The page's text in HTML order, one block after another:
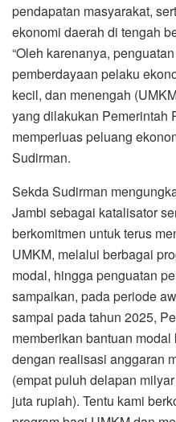
pendapatan masyarakat,
ekonomi daerah di tengah
“Oleh karenanya,
pemberdayaan pelaku
kecil, dan menengah
yang dilakukan Pemerintah
memperluas peluang
Sudirman.
Sekda Sudirman
Jambi sebagai katalisator
berkomitmen untuk terus
UMKM, melalui berbagai
modal, hingga penguatan
sampaikan, pada periode
sampai pada tahun 2025,
memberikan bantuan
dengan realisasi anggaran
(empat puluh delapan
juta rupiah). Tentu kami